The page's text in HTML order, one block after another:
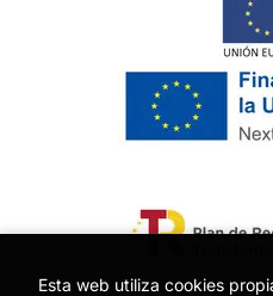
Esta web utiliza cookies